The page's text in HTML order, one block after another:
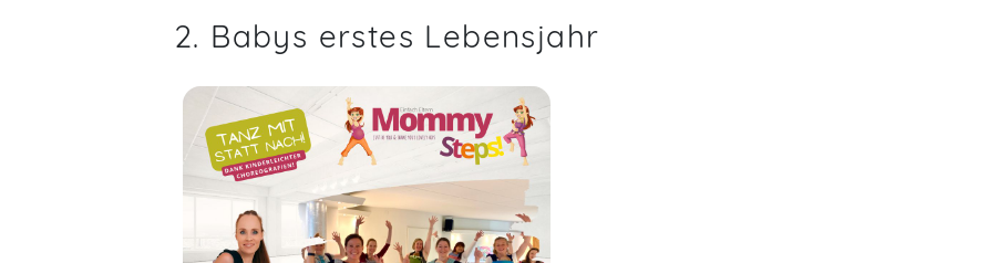
2. Babys erstes Lebensjahr